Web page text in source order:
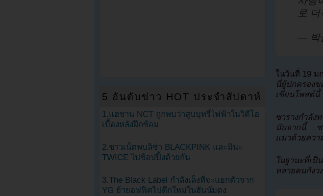
로
— 박
ในวันที่ 19 ม
นี่ผู้ปกครอง
เขียนโพสต์นี้
ซารางกำลัง
นับจากนี้ ซา
แมวด้วยควา
ในฐานะที่เป็
หลายคนกังว
5 อันดับข่าว HOT ประจำสัปดาห์
1.แฮชาน NCT ถูกพบว่าสูบบุหรี่ไฟฟ้าในวิดีโอ
เบื้องหลังฝึกซ้อม
2.ชาวเน็ตพบลิซ่า BLACKPINK และมินะ
TWICE ไปช้อปปิ้งด้วยกัน
3.The Black Label กำลังเล็งที่จะแยกตัวจาก
YG ย้ายอฟฟิศไปตึกใหม่ในฮันนัมดง